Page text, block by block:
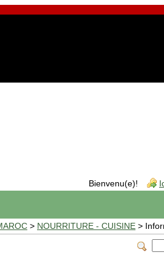
Bienvenu(e)!
> NOURRITURE - CUISINE >